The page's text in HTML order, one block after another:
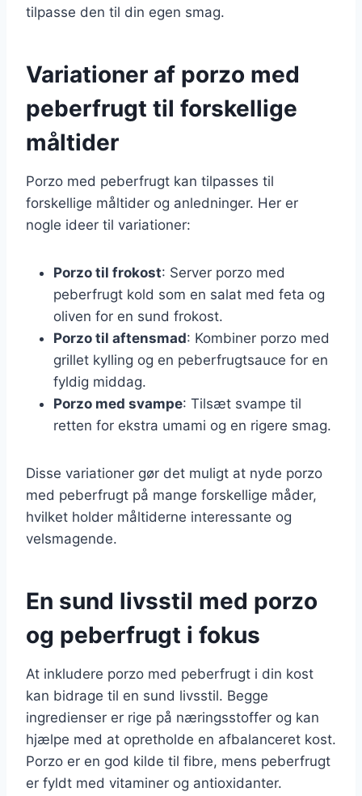
tilpasse den til din egen smag.
Variationer af porzo med
peberfrugt til forskellige
måltider
Porzo med peberfrugt kan tilpasses til
forskellige måltider og anledninger. Her er
nogle ideer til variationer:
Porzo til frokost: Server porzo med
peberfrugt kold som en salat med feta og
oliven for en sund frokost.
Porzo til aftensmad: Kombiner porzo med
grillet kylling og en peberfrugtsauce for en
fyldig middag.
Porzo med svampe: Tilsæt svampe til
retten for ekstra umami og en rigere smag.
Disse variationer gør det muligt at nyde porzo
med peberfrugt på mange forskellige måder,
hvilket holder måltiderne interessante og
velsmagende.
En sund livsstil med porzo
og peberfrugt i fokus
At inkludere porzo med peberfrugt i din kost
kan bidrage til en sund livsstil. Begge
ingredienser er rige på næringsstoffer og kan
hjælpe med at opretholde en afbalanceret kost.
Porzo er en god kilde til fibre, mens peberfrugt
er fyldt med vitaminer og antioxidanter.